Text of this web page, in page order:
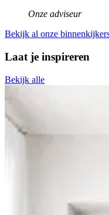
Onze adviseur
Bekijk al onze
Laat je inspireren
Bekijk alle